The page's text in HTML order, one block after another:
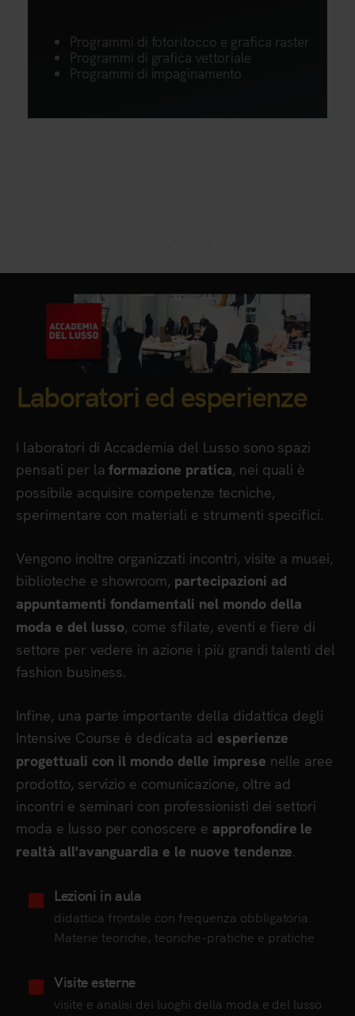
Programmi di fotoritocco e grafica raster
Programmi di grafica vettoriale
Programmi di impaginamento
Laboratori ed esperienze
I laboratori di Accademia del Lusso sono spazi
pensati per laformazione pratica, nei quali è
possibile acquisire competenze tecniche,
sperimentare con materiali e strumenti specifici.
Vengono inoltre organizzati incontri, visite a musei,
biblioteche e showroom, partecipazioni ad
appuntamenti fondamentali nel mondo della
moda e del lusso, come sfilate, eventi e fiere di
settore per vedere in azione i più grandi talenti del
fashion business.
Infine, una parte importante della didattica degli
Intensive Course è dedicata ad esperienze
progettuali con il mondo delle imprese nelle aree
prodotto, servizio e comunicazione, oltre ad
incontri e seminari con professionisti dei settori
moda e lusso per conoscere e approfondire le
realtà all'avanguardia e le nuove tendenze.
Lezioni in aula
didattica frontale con frequenza obbligatoria.
Materie teoriche, teoriche-pratiche e pratiche
Visite esterne
visite e analisi dei luoghi della moda e del lusso